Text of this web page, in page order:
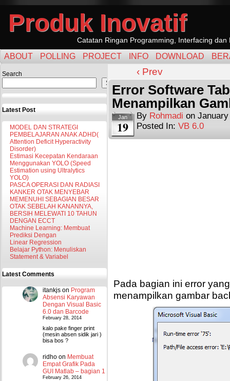
Produk Inovatif
Catatan Ringan Programming, Interfacing dan
ABOUT POLLING PROJECT INFO DOWNLOAD
Search
Search
Latest Post
MODEL DAN STRATEGI
PEMBELAJARAN ANAK ADHD(
Attention Deficit Hyperactivity
Disorder)
Estimasi Kecepatan Kendaraan
Menggunakan YOLO (Speed
Estimation using Ultralytics
YOLO)
PASCA OPERASI DAN RADIASI
KANKER OTAK MENYEBAR
MEMENUHI SEBAGIAN BESAR
OTAK SEBELAH KANANNYA,
BERSIH MELEWATI 10 TAHUN
DENGAN ECCT
Machine Learning: Membuat
Prediksi Dengan
Linear Regression
Belajar Python: Menuliskan
Statement & Variabel
Latest Comments
itankjs on Program
Absensi Karyawan
Dengan Visual Basic
6.0 dan Barcode
February 28, 2014
kalo pake finger print
(mesin absen sidik jari )
bisa bos ?
ridho on Membuat
Empat Grafik Pada
GUI Matlab – bagian 1
February 26, 2014
‹ Prev
Error Software
Menampilkan
Jan
19
By Rohmadi on
Posted In: VB 6.0
Pada bagian ini error
menampilkan gambar